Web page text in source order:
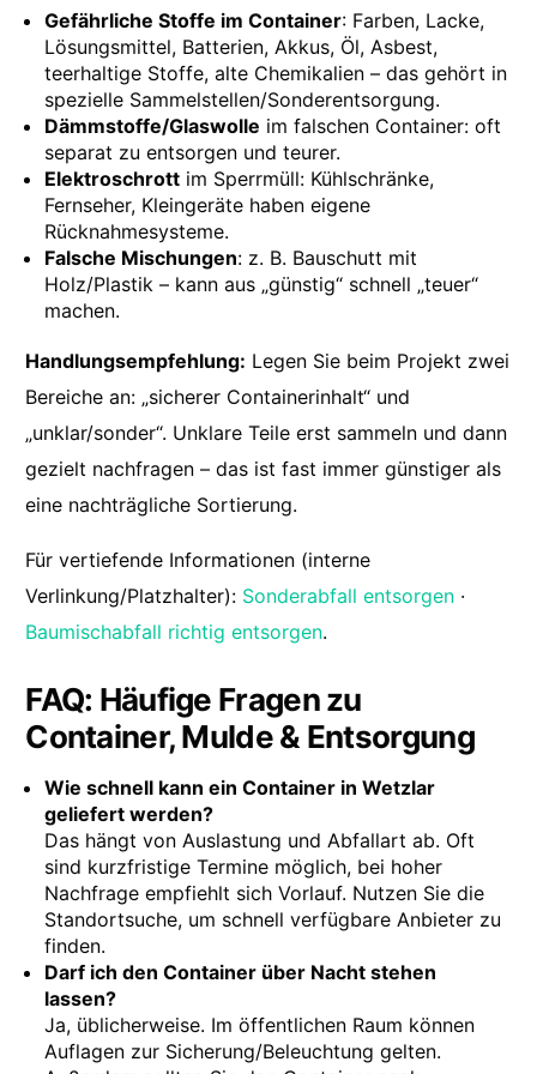
Gefährliche Stoffe im Container: Farben, Lacke,
Lösungsmittel, Batterien, Akkus, Öl, Asbest,
teerhaltige Stoffe, alte Chemikalien – das gehört in
spezielle Sammelstellen/Sonderentsorgung.
Dämmstoffe/Glaswolle im falschen Container: oft
separat zu entsorgen und teurer.
Elektroschrott im Sperrmüll: Kühlschränke,
Fernseher, Kleingeräte haben eigene
Rücknahmesysteme.
Falsche Mischungen: z. B. Bauschutt mit
Holz/Plastik – kann aus „günstig“ schnell „teuer“
machen.
Handlungsempfehlung: Legen Sie beim Projekt zwei
Bereiche an: „sicherer Containerinhalt“ und
„unklar/sonder“. Unklare Teile erst sammeln und dann
gezielt nachfragen – das ist fast immer günstiger als
eine nachträgliche Sortierung.
Für vertiefende Informationen (interne
Verlinkung/Platzhalter): Sonderabfall entsorgen ·
Baumischabfall richtig entsorgen.
FAQ: Häufige Fragen zu
Container, Mulde & Entsorgung
Wie schnell kann ein Container in Wetzlar
geliefert werden?
Das hängt von Auslastung und Abfallart ab. Oft
sind kurzfristige Termine möglich, bei hoher
Nachfrage empfiehlt sich Vorlauf. Nutzen Sie die
Standortsuche, um schnell verfügbare Anbieter zu
finden.
Darf ich den Container über Nacht stehen
lassen?
Ja, üblicherweise. Im öffentlichen Raum können
Auflagen zur Sicherung/Beleuchtung gelten.